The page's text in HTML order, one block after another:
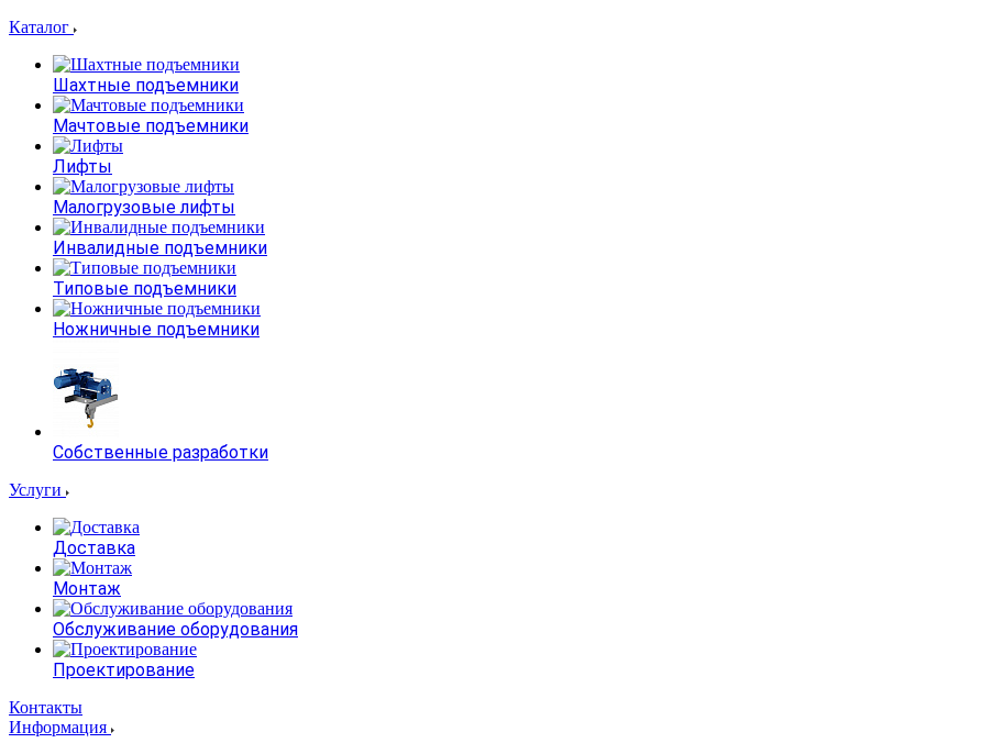
Каталог
Шахтные подъемники
Мачтовые подъемники
Лифты
Малогрузовые лифты
Инвалидные подъемники
Типовые подъемники
Ножничные подъемники
Собственные разработки
Услуги
Доставка
Монтаж
Обслуживание оборудования
Проектирование
Контакты
Информация